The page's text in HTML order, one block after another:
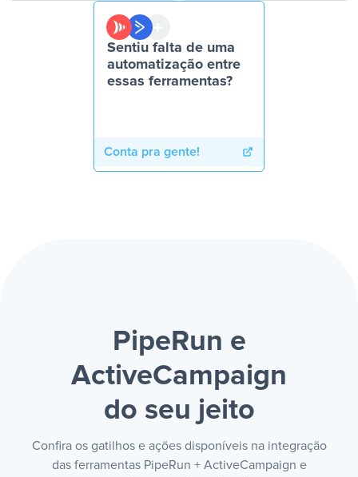
Sentiu falta de uma
automatização entre
essas ferramentas?
Conta pra gente!
PipeRun e
ActiveCampaign
do seu jeito
Confira os gatilhos e ações disponíveis na integração
das ferramentas PipeRun + ActiveCampaign e